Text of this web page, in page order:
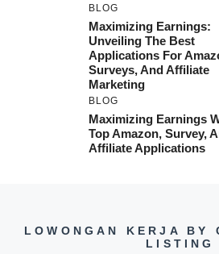
BLOG
Maximizing Earnings:
Unveiling The Best
Applications For
Surveys, And Affiliate
Marketing
BLOG
Maximizing Earnings
Top Amazon, Survey,
Affiliate Applications
LOWONGAN KERJA BY
LISTING